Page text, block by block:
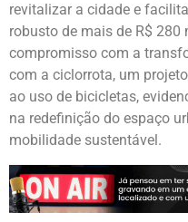
revitalizar a cidade e
robusto de mais de R$
compromisso com a
com a ciclorrota, um
ao uso de bicicletas,
na redefinição do espaço
mobilidade sustentável.